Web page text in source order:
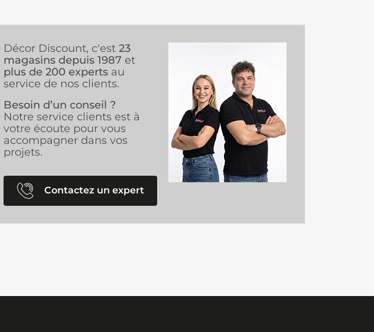
Décor Discount, c'est 23
magasins depuis 1987 et
plus de 200 experts au
service de nos clients.
Besoin d’un conseil ?
Notre service clients est à
votre écoute pour vous
accompagner dans vos
projets.
Contactez un expert